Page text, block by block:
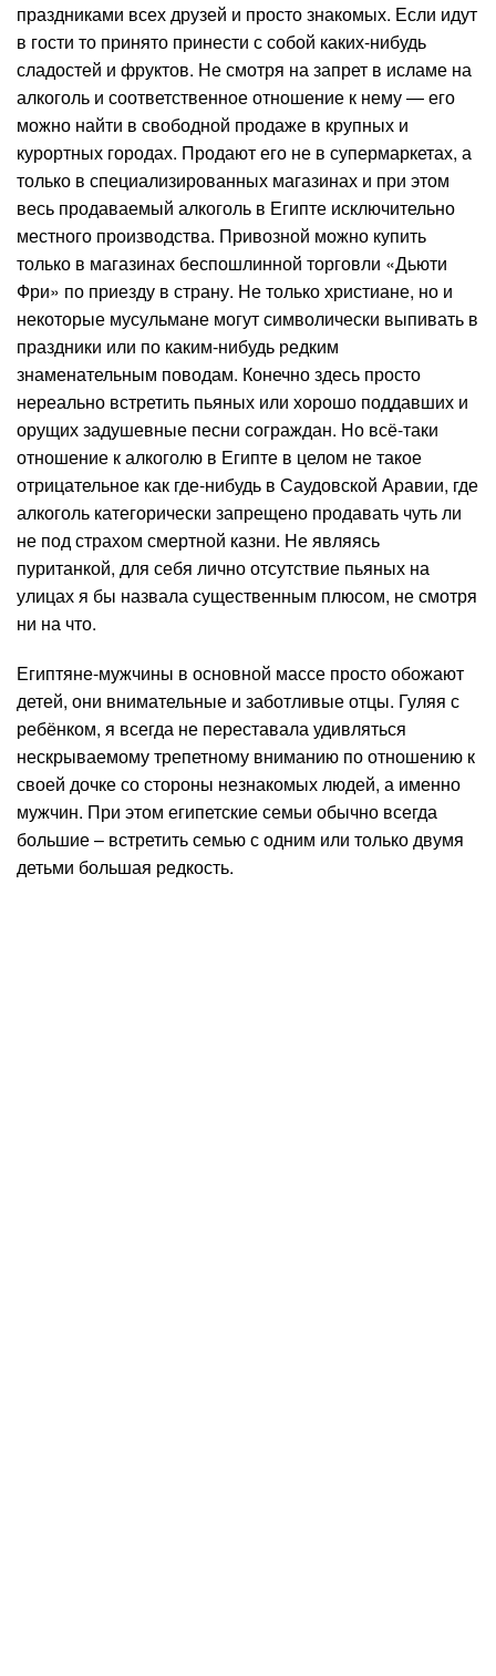
праздниками всех друзей и просто знакомых. Если идут
в гости то принято принести с собой каких-нибудь
сладостей и фруктов. Не смотря на запрет в исламе на
алкоголь и соответственное отношение к нему — его
можно найти в свободной продаже в крупных и
курортных городах. Продают его не в супермаркетах, а
только в специализированных магазинах и при этом
весь продаваемый алкоголь в Египте исключительно
местного производства. Привозной можно купить
только в магазинах беспошлинной торговли «Дьюти
Фри» по приезду в страну. Не только христиане, но и
некоторые мусульмане могут символически выпивать в
праздники или по каким-нибудь редким
знаменательным поводам. Конечно здесь просто
нереально встретить пьяных или хорошо поддавших и
орущих задушевные песни сограждан. Но всё-таки
отношение к алкоголю в Египте в целом не такое
отрицательное как где-нибудь в Саудовской Аравии, где
алкоголь категорически запрещено продавать чуть ли
не под страхом смертной казни. Не являясь
пуританкой, для себя лично отсутствие пьяных на
улицах я бы назвала существенным плюсом, не смотря
ни на что.
Египтяне-мужчины в основной массе просто обожают
детей, они внимательные и заботливые отцы. Гуляя с
ребёнком, я всегда не переставала удивляться
нескрываемому трепетному вниманию по отношению к
своей дочке со стороны незнакомых людей, а именно
мужчин. При этом египетские семьи обычно всегда
большие – встретить семью с одним или только двумя
детьми большая редкость.